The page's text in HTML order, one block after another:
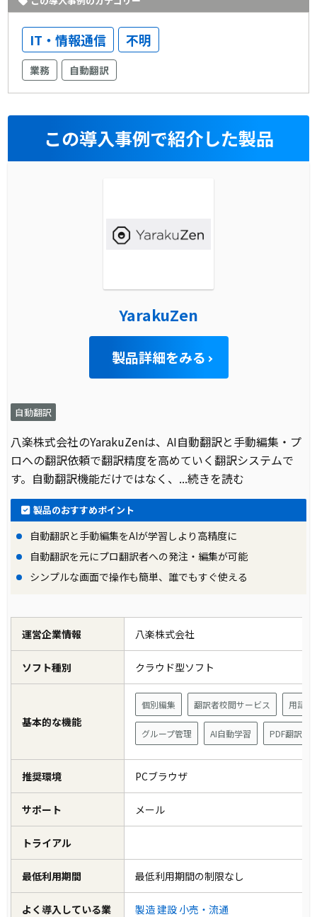
IT・情報通信 不明
業務 自動翻訳
この導入事例で紹介した製品
YarakuZen
製品詳細をみる
自動翻訳
八楽株式会社のYarakuZenは、AI自動翻訳と手動編集・プ
ロへの翻訳依頼で翻訳精度を高めていく翻訳システムで
す。自動翻訳機能だけではなく、 ...続きを読む
製品のおすすめポイント
自動翻訳と手動編集をAIが学習しより高精度に
自動翻訳を元にプロ翻訳者への発注・編集が可能
シンプルな画面で操作も簡単、誰でもすぐ使える
運営企業情報 八楽株式会社
ソフト種別 クラウド型ソフト
基本的な機能
個別編集 翻訳者校閲サービス 用語管
グループ管理 AI自動学習 PDF翻訳
推奨環境 PCブラウザ
サポート メール
トライアル
最低利用期間 最低利用期間の制限なし
よく導入している業
製造建設 小売・流通